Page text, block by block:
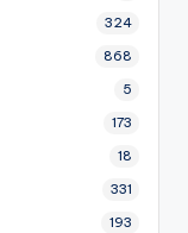
324
868
5
173
18
331
193